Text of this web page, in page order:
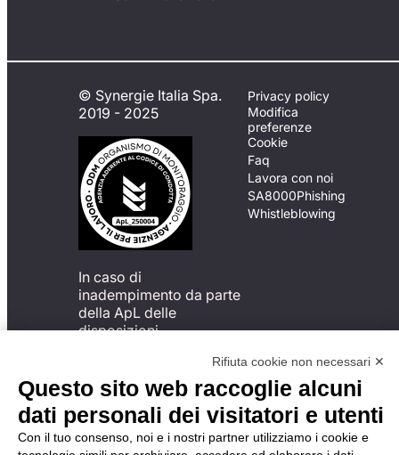
© Synergie Italia Spa.
2019 - 2025
In caso di
inadempimento da parte
della ApL delle
disposizioni
possibile presentare un
reclamo
all’Organismo di
Monitoraggio utilizzando
una delle modalità
Privacy policy
Modifica
preferenze
Cookie
Faq
Lavora con noi
SA8000Phishing
Whistleblowing
Rifiuta cookie non necessari ✕
Questo sito web raccoglie alcuni
dati personali dei visitatori e utenti
Con il tuo consenso, noi e i nostri partner utilizziamo i cookie e